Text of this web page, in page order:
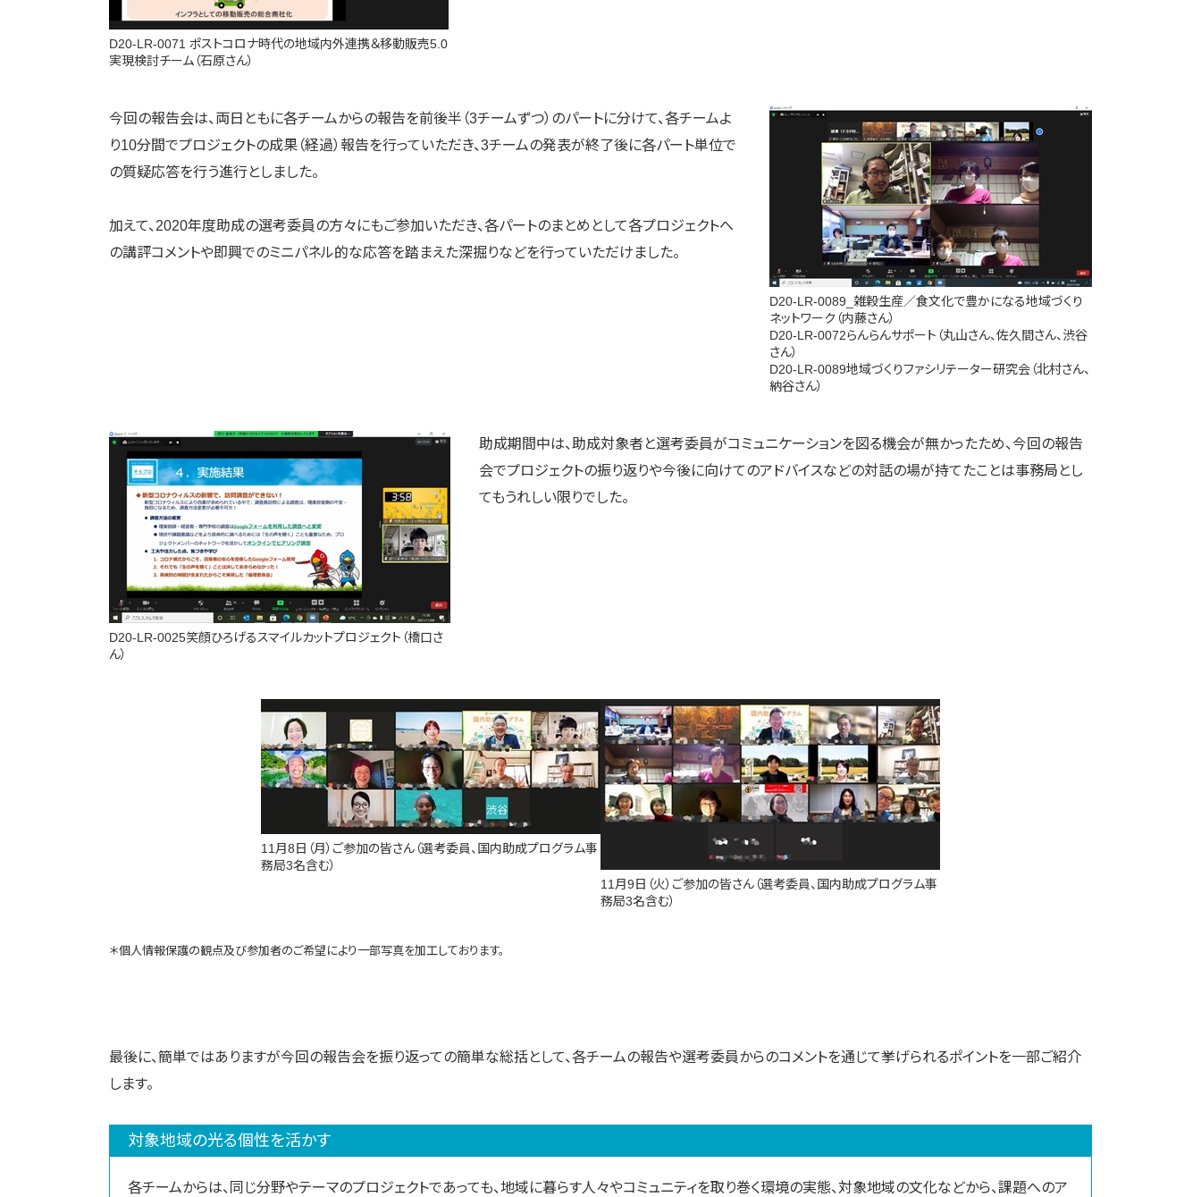
D20-LR-0071 ポストコロナ時代の地域内外連携＆移動販売5.0
実現検討チーム（石原さん）
D20-LR-0089_雑穀生産／食文化で豊かになる地域づくり
ネットワーク（内藤さん）
D20-LR-0072らんらんサポート（丸山さん、佐久間さん、渋谷
さん）
D20-LR-0089地域づくりファシリテーター研究会（北村さん、
納谷さん）
今回の報告会は、両日ともに各チームからの報告を前後半（3チームずつ）のパートに分けて、各チームよ
り10分間でプロジェクトの成果（経過）報告を行っていただき、3チームの発表が終了後に各パート単位で
の質疑応答を行う進行としました。
加えて、2020年度助成の選考委員の方々にもご参加いただき、各パートのまとめとして各プロジェクトへ
の講評コメントや即興でのミニパネル的な応答を踏まえた深掘りなどを行っていただけました。
D20-LR-0025笑顔ひろげるスマイルカットプロジェクト（橋口さ
ん）
助成期間中は、助成対象者と選考委員がコミュニケーションを図る機会が無かったため、今回の報告
会でプロジェクトの振り返りや今後に向けてのアドバイスなどの対話の場が持てたことは事務局とし
てもうれしい限りでした。
11月8日（月）ご参加の皆さん（選考委員、国内助成プログラム事
務局3名含む）
11月9日（火）ご参加の皆さん（選考委員、国内助成プログラム事
務局3名含む）
＊個人情報保護の観点及び参加者のご希望により一部写真を加工しております。
最後に、簡単ではありますが今回の報告会を振り返っての簡単な総括として、各チームの報告や選考委員からのコメントを通じて挙げられるポイントを一部ご紹介
します。
対象地域の光る個性を活かす
各チームからは、同じ分野やテーマのプロジェクトであっても、地域に暮らす人々やコミュニティを取り巻く環境の実態、対象地域の文化などから、課題へのア